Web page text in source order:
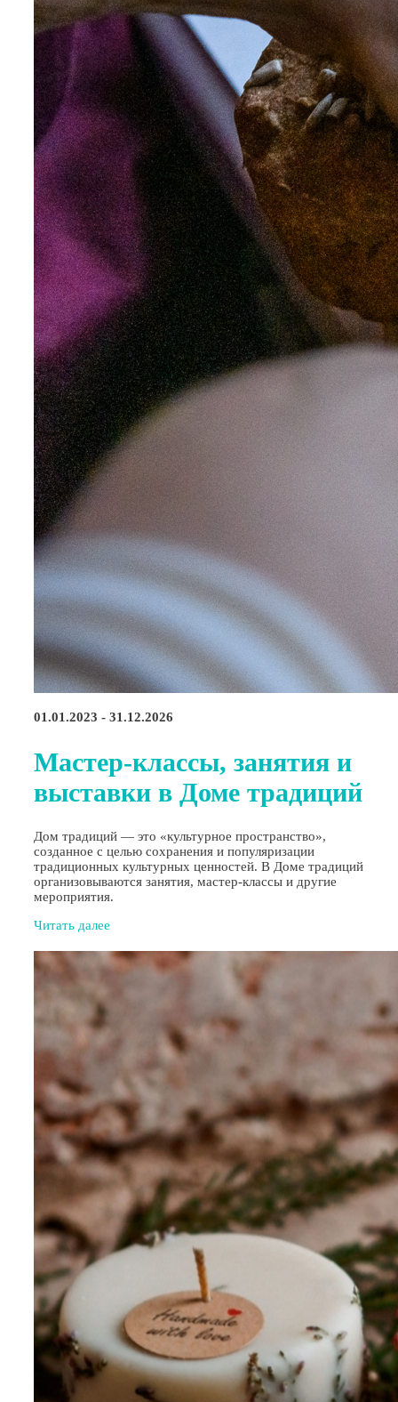
01.01.2023 - 31.12.2026
Мастер-классы, занятия и
выставки в Доме традиций
Дом традиций — это «культурное пространство»,
созданное с целью сохранения и популяризации
традиционных культурных ценностей. В Доме традиций
организовываются занятия, мастер-классы и другие
мероприятия.
Читать далее